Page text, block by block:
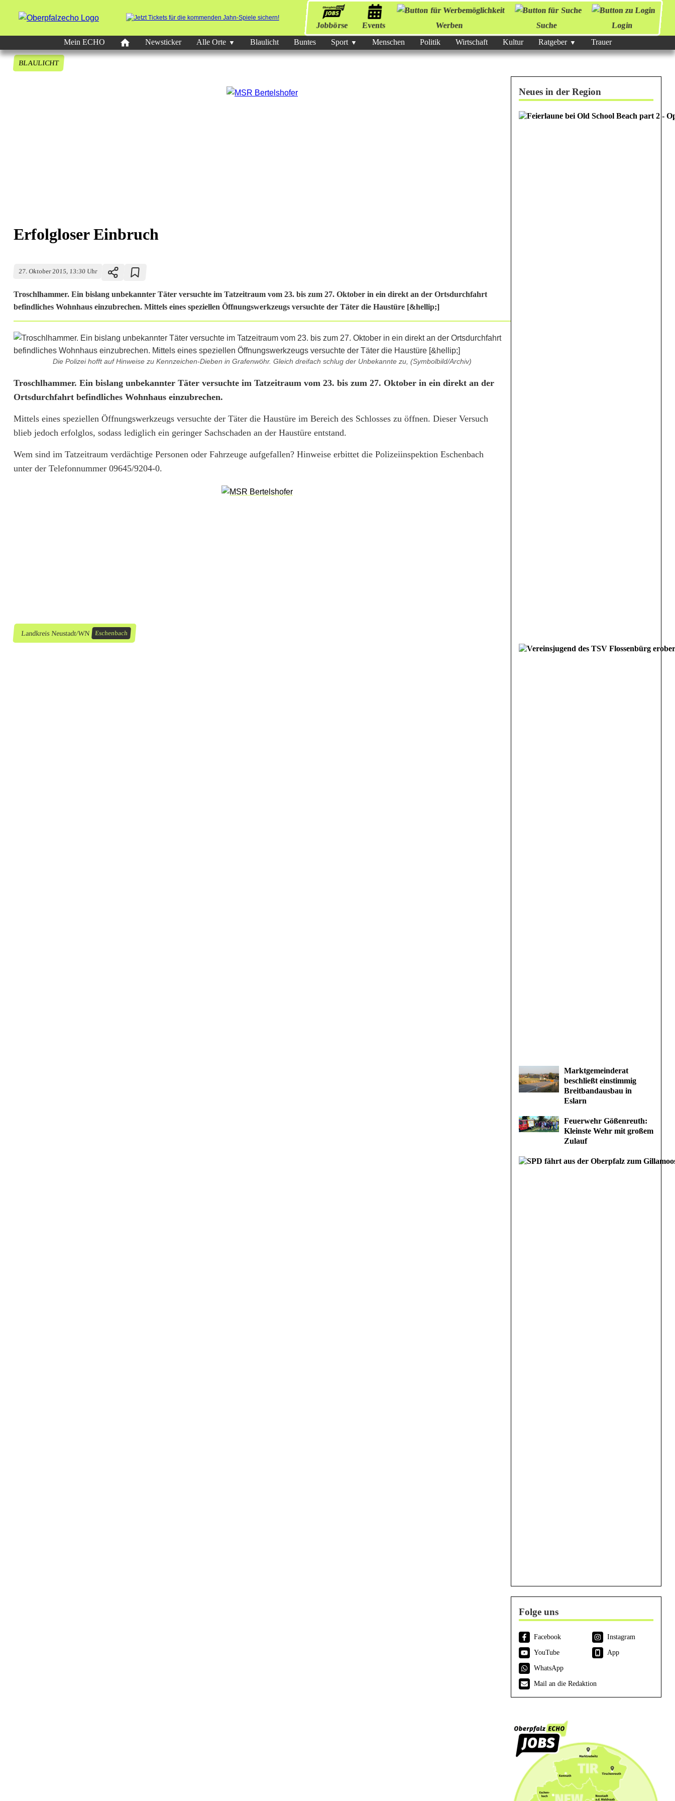
Jobbörse Events Werben Suche
Login
Mein ECHO
Newsticker Alle Orte Blaulicht Buntes Sport Menschen Politik Wirtschaft Kultur Ratgeber Trauer
BLAULICHT
Erfolgloser Einbruch
27. Oktober 2015, 13:30 Uhr
Troschlhammer. Ein bislang unbekannter Täter versuchte im Tatzeitraum vom 23. bis zum 27. Oktober in ein direkt an der Ortsdurchfahrt
befindliches Wohnhaus einzubrechen. Mittels eines speziellen Öffnungswerkzeugs versuchte der Täter die Haustüre [&hellip;]
Die Polizei hofft auf Hinweise zu Kennzeichen-Dieben in Grafenwöhr. Gleich dreifach schlug der Unbekannte zu, (Symbolbild/Archiv)
E
r
f
l
n
Troschlhammer. Ein bislang unbekannter Täter versuchte im Tatzeitraum vom 23. bis zum 27. Oktober in ein direkt an der
Ortsdurchfahrt befindliches Wohnhaus einzubrechen.
Mittels eines speziellen Öffnungswerkzeugs versuchte der Täter die Haustüre im Bereich des Schlosses zu öffnen. Dieser Versuch
blieb jedoch erfolglos, sodass lediglich ein geringer Sachschaden an der Haustüre entstand.
Wem sind im Tatzeitraum verdächtige Personen oder Fahrzeuge aufgefallen? Hinweise erbittet die Polizeiinspektion Eschenbach
unter der Telefonnummer 09645/9204-0.
Landkreis Neustadt/WN Eschenbach
Neues in der Region
Marktgemeinderat
beschließt einstimmig
Breitbandausbau in
Eslarn
Feuerwehr Gößenreuth:
Kleinste Wehr mit großem
Zulauf
Folge uns
Facebook
Instagram
YouTube
App
WhatsApp
Mail an die Redaktion